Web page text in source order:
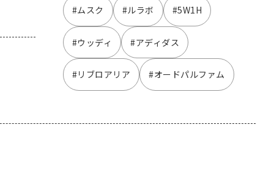
#ムスク #ルラボ #5W1H
#ウッディ #アディダス
#リブロアリア #オードパルファム